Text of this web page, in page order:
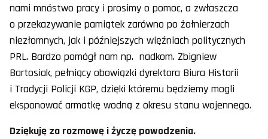
nami mnóstwo pracy i prosimy o pomoc, a zwłaszcza
o przekazywanie pamiątek zarówno po żołnierzach
niezłomnych, jak i późniejszych więźniach politycznych
PRL. Bardzo pomógł nam np. nadkom. Zbigniew
Bartosiak, pełniący obowiązki dyrektora Biura Historii
i Tradycji Policji KGP, dzięki któremu będziemy mogli
eksponować armatkę wodną z okresu stanu wojennego.
Dziękuję za rozmowę i życzę powodzenia.